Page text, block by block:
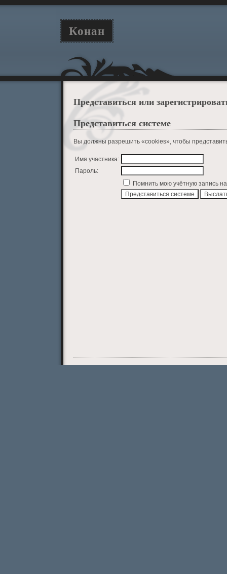
Конан
Представиться или
Представиться системе
Вы должны разрешить «cookies», чтобы
Имя участника:
Пароль:
Помнить мою учётную запись